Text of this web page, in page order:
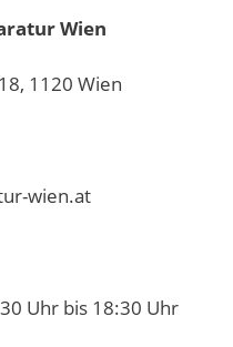
Wien
1120 Wien
wien.at
Uhr bis 18:30 Uhr